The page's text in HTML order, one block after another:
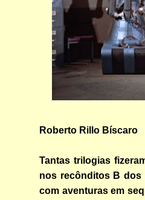
Roberto Rillo Bíscaro
Tantas trilogias
nos recônditos B dos
com aventuras em